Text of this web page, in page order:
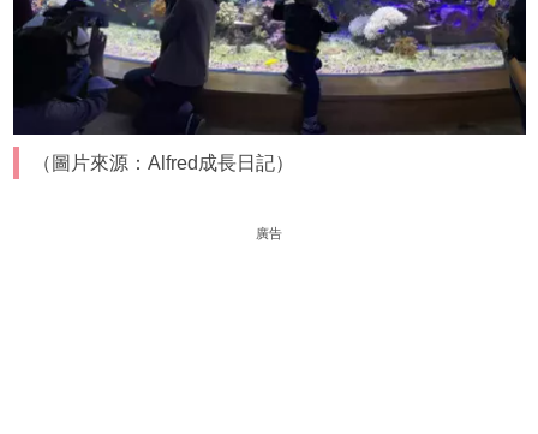
（圖片來源：Alfred成長日記）
廣告